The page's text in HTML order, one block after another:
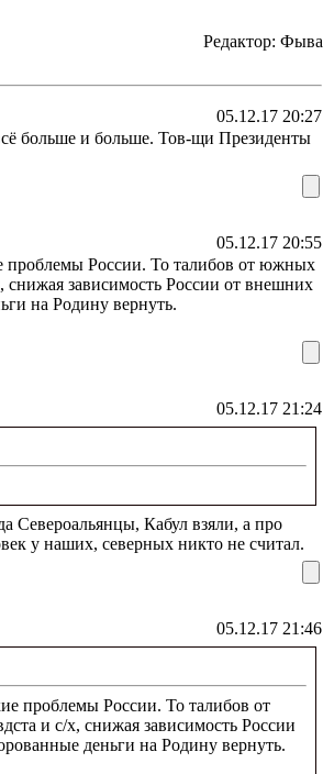
Редактор: Фыва
05.12.17 20:27
больше и больше. Тов-щи Президенты
05.12.17 20:55
проблемы России. То талибов от южных
снижая зависимость России от внешних
на Родину вернуть.
05.12.17 21:24
Североальянцы, Кабул взяли, а про
у наших, северных никто не считал.
05.12.17 21:46
проблемы России. То талибов от
и с/х, снижая зависимость России
деньги на Родину вернуть.